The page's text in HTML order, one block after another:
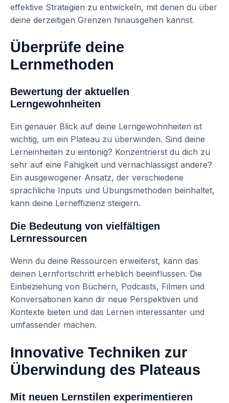
effektive Strategien zu entwickeln, mit denen du über
deine derzeitigen Grenzen hinausgehen kannst.
Überprüfe deine
Lernmethoden
Bewertung der aktuellen
Lerngewohnheiten
Ein genauer Blick auf deine Lerngewohnheiten ist
wichtig, um ein Plateau zu überwinden. Sind deine
Lerneinheiten zu eintönig? Konzentrierst du dich zu
sehr auf eine Fähigkeit und vernachlässigst andere?
Ein ausgewogener Ansatz, der verschiedene
sprachliche Inputs und Übungsmethoden beinhaltet,
kann deine Lerneffizienz steigern.
Die Bedeutung von vielfältigen
Lernressourcen
Wenn du deine Ressourcen erweiterst, kann das
deinen Lernfortschritt erheblich beeinflussen. Die
Einbeziehung von Büchern, Podcasts, Filmen und
Konversationen kann dir neue Perspektiven und
Kontexte bieten und das Lernen interessanter und
umfassender machen.
Innovative Techniken zur
Überwindung des Plateaus
Mit neuen Lernstilen experimentieren